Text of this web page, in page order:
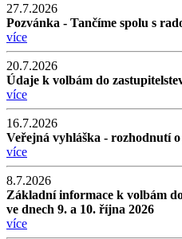
27.7.2026
Pozvánka - Tančíme spolu s
více
20.7.2026
Údaje k volbám do
více
16.7.2026
Veřejná vyhláška - rozhodnutí
více
8.7.2026
Základní informace k volbám
ve dnech 9. a 10. října 2026
více